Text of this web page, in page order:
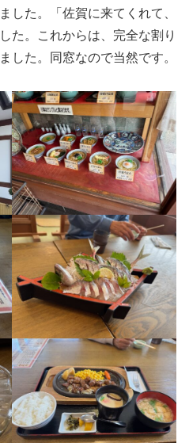
した。「佐賀に来てくれて、
た。これからは、完全な割り
した。同窓なので当然です。